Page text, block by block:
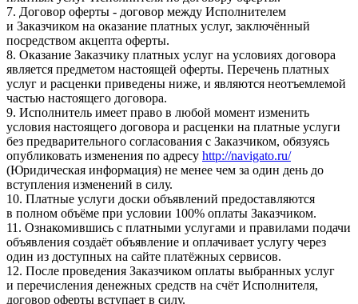
7. Договор оферты - договор между Исполнителем
и Заказчиком на оказание платных услуг, заключённый
посредством акцепта оферты.
8. Оказание Заказчику платных услуг на условиях договора
является предметом настоящей оферты. Перечень платных
услуг и расценки приведены ниже, и являются неотъемлемой
частью настоящего договора.
9. Исполнитель имеет право в любой момент изменить
условия настоящего договора и расценки на платные услуги
без предварительного согласования с Заказчиком, обязуясь
опубликовать изменения по адресу http://navigato.ru/
(Юридическая информация) не менее чем за один день до
вступления изменений в силу.
10. Платные услуги доски объявлений предоставляются
в полном объёме при условии 100% оплаты Заказчиком.
11. Ознакомившись с платными услугами и правилами подачи
объявления создаёт объявление и оплачивает услугу через
один из доступных на сайте платёжных сервисов.
12. После проведения Заказчиком оплаты выбранных услуг
и перечисления денежных средств на счёт Исполнителя,
договор оферты вступает в силу.